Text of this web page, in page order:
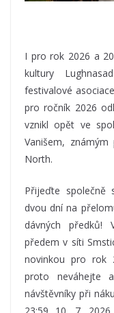
I pro rok 2026 a
kultury
festivalové
pro ročník 2026
vznikl opět ve
Vanišem,
North.
Přijeďte společně
dvou dní na
dávných předků!
předem v síti
novinkou pro rok
proto neváhejte
návštěvníky při
23:59 10. 7.